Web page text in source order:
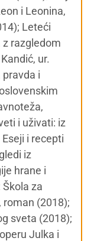
i Leonina,
Leteći
z razgledom
ur.
pravda i
i uživati: iz
i recepti
iz
hrane i
za
(2018);
sveta (2018);
Julka i